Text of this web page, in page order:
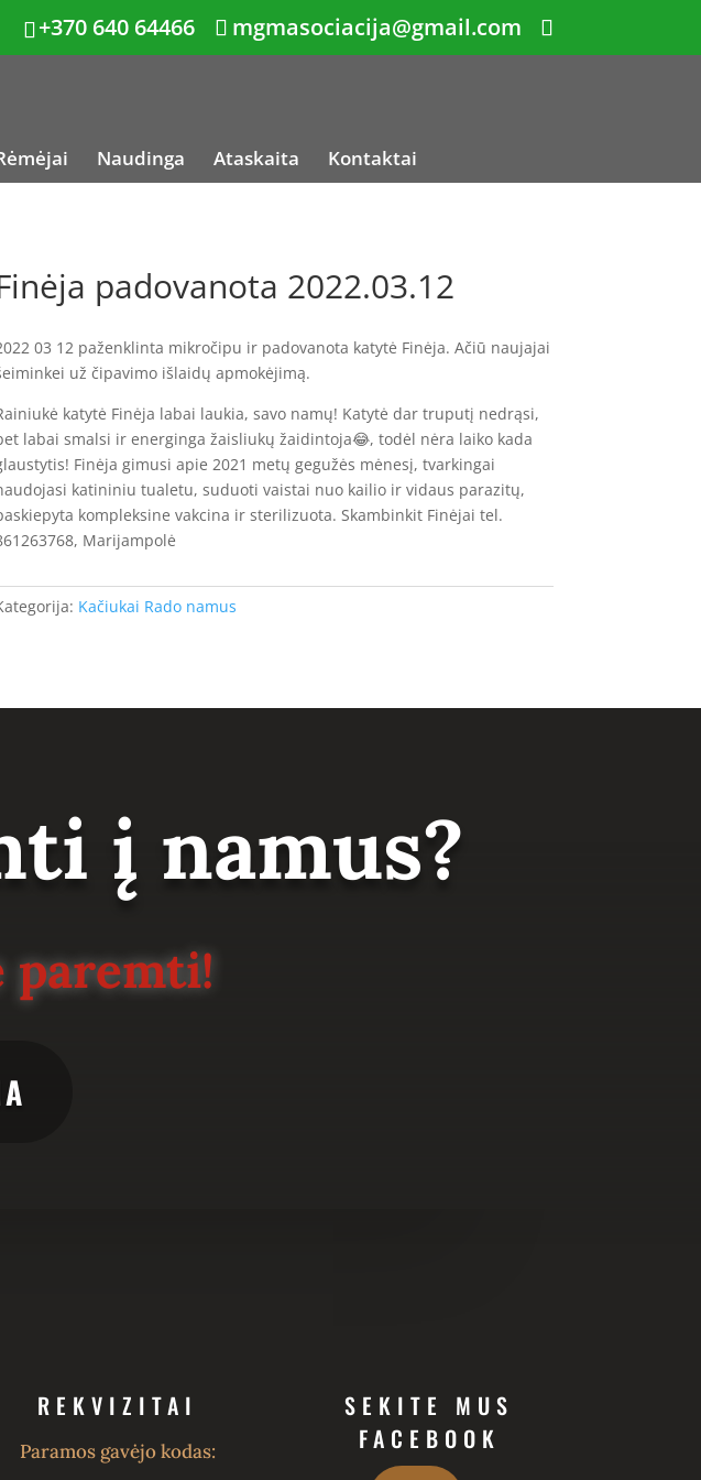
+370 640 64466 mgmasociacija@gmail.com
Naudinga Ataskaita Kontaktai
padovanota 2022.03.12
03 12 paženklinta mikročipu ir padovanota katytė Finėja. Ačiū naujajai
už čipavimo išlaidų apmokėjimą.
katytė Finėja labai laukia, savo namų! Katytė dar truputį nedrąsi,
labai smalsi ir energinga žaisliukų žaidintoja😂, todėl nėra laiko kada
Finėja gimusi apie 2021 metų gegužės mėnesį, tvarkingai
katininiu tualetu, suduoti vaistai nuo kailio ir vidaus parazitų,
kompleksine vakcina ir sterilizuota. Skambinkit Finėjai tel.
Marijampolė
Kačiukai Rado namus
į namus?
paremti!
REKVIZITAI
Paramos gavėjo kodas:
SEKITE MUS
FACEBOOK